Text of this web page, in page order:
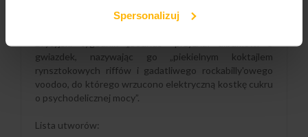
Spersonalizuj
okładce i parę papierowych, czerwono-niebieskich
Brytyjski tygodnik „Sounds” przyznał albumowi 5
gwiazdek, nazywając go „piekielnym koktajlem
rynsztokowych riffów i gadatliwego rockabilly'owego
voodoo, do którego wrzucono elektryczną kostkę cukru
o psychodelicznej mocy”.
Lista utworów: